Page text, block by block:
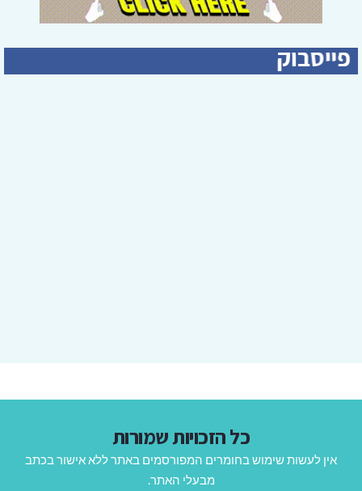
כל הזכויות שמורות
אין לעשות שימוש בחומרים המפורסמים באתר ללא אישור בכתב
מבעלי האתר.